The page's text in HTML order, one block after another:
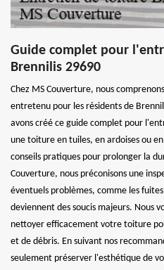
Guide complet pour
Brennilis 29690
Chez MS Couverture, nous
entretenu pour les résidents de
avons créé ce guide complet pour
une toiture en tuiles, en ardoises ou
conseils pratiques pour prolonger la
Couverture, nous préconisons une
éventuels problèmes, comme les
deviennent des soucis majeurs. Nous
nettoyer efficacement votre toiture
et de débris. En suivant nos
seulement préserver l'esthétique de